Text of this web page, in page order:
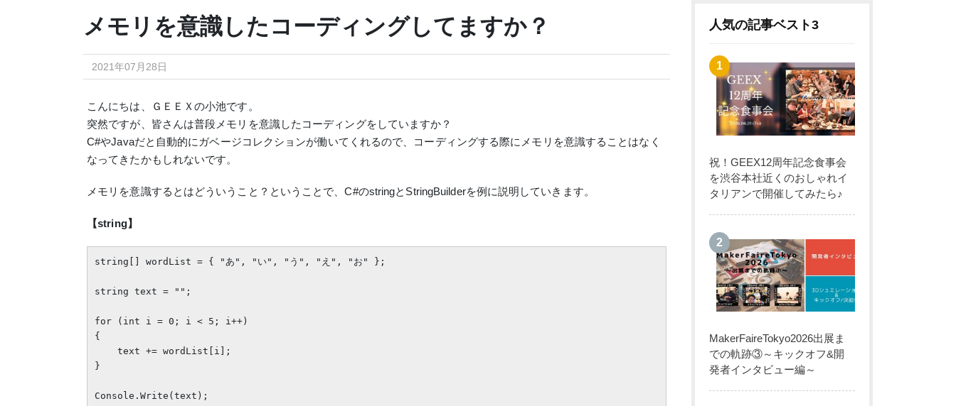
メモリを意識したコーディングしてますか？
2021年07月28日
こんにちは、ＧＥＥＸの小池です。
突然ですが、皆さんは普段メモリを意識したコーディングをしていますか？
C#やJavaだと自動的にガベージコレクションが働いてくれるので、コーディングする際に メモリを意識することはなく
なってきたかもしれないです。
メモリを意識するとはどういうこと？ということで、C#のstringとStringBuilderを例に説明していきます。
【string】
string[] wordList = { "あ", "い", "う", "え", "お" };
string text = "";
for (int i = 0; i < 5; i++)
{
    text += wordList[i];
}
人気の記事ベスト3
祝！GEEX12周年記念食事会
を渋谷本社近くのおしゃれイ
タリアンで開催してみたら♪
MakerFaireTokyo2026出展ま
での軌跡③～キックオフ&開
発者インタビュー編～